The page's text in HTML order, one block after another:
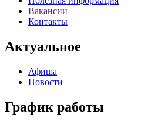
Вакансии
Контакты
Актуальное
Афиша
Новости
График работы